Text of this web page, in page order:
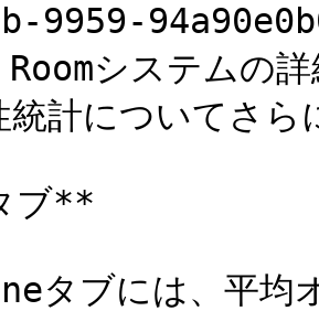
9959-
システムの
統計についてさら
ブ**
タブには、平均